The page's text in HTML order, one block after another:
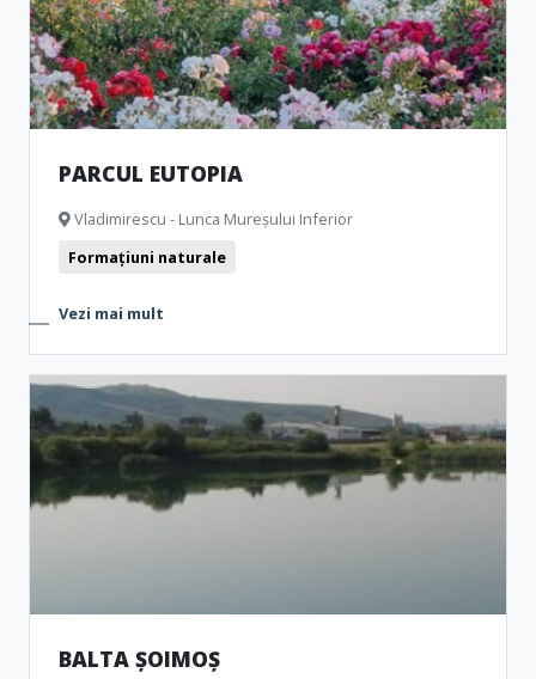
PARCUL EUTOPIA
Vladimirescu - Lunca Mureșului Inferior
Formațiuni naturale
Vezi mai mult
BALTA ȘOIMOȘ